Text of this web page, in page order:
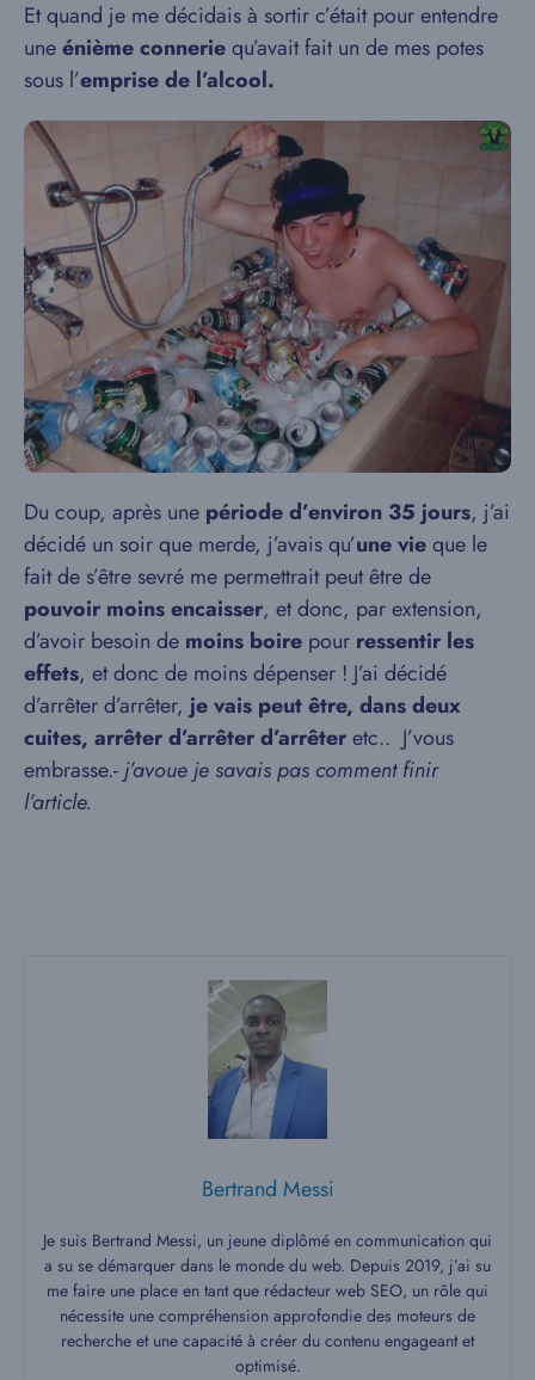
Et quand je me décidais à sortir c’était pour entendre
uneénième conneriequ’avait fait un de mes potes
sous l’emprise de l’alcool.
Du coup, après une période d’environ 35 jours, j’ai
décidé un soir que merde, j’avais qu’une vieque le
fait de s’être sevré me permettrait peut être de
pouvoir moins encaisser, et donc, par extension,
d’avoir besoin de moins boire pour ressentir les
effets, et donc de moins dépenser ! J’ai décidé
d’arrêter d’arrêter, je vais peut être, dans deux
cuites, arrêter d’arrêter d’arrêteretc.. J’vous
embrasse.- j’avoue je savais pas comment finir
l’article.
Bertrand Messi
Je suis Bertrand Messi, un jeune diplômé en communication qui
a su se démarquer dans le monde du web. Depuis 2019, j’ai su
me faire une place en tant que rédacteur web SEO, un rôle qui
nécessite une compréhension approfondie des moteurs de
recherche et une capacité à créer du contenu engageant et
optimisé.